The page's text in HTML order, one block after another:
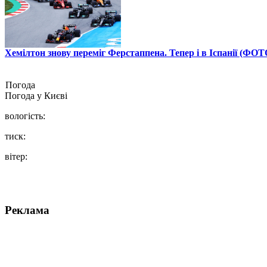
Хемілтон знову переміг Ферстаппена. Тепер і в Іспанії
Погода
Погода у Києві
вологість:
тиск:
вітер:
Реклама